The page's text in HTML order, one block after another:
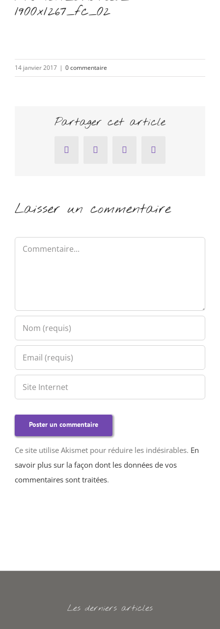
1900x1267_fc_02
14 janvier 2017 | 0 commentaire
Partager cet article
FacebookTwitter PinterestEmail
Laisser un commentaire
Commentaire
Ce site utilise Akismet pour réduire les indésirables. En
savoir plus sur la façon dont les données de vos
commentaires sont traitées.
Les derniers articles